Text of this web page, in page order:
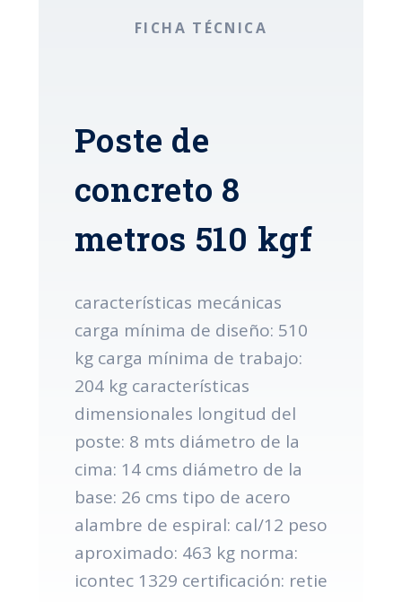
FICHA TÉCNICA
Poste de
concreto 8
metros 510 kgf
características mecánicas
carga mínima de diseño: 510
kg carga mínima de trabajo:
204 kg características
dimensionales longitud del
poste: 8 mts diámetro de la
cima: 14 cms diámetro de la
base: 26 cms tipo de acero
alambre de espiral: cal/12 peso
aproximado: 463 kg norma:
icontec 1329 certificación: retie